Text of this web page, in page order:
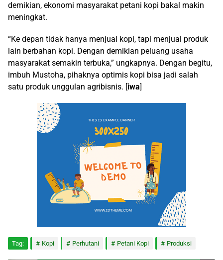
demikian, ekonomi masyarakat petani kopi bakal makin
meningkat.
“Ke depan tidak hanya menjual kopi, tapi menjual produk
lain berbahan kopi. Dengan demikian peluang usaha
masyarakat semakin terbuka,” ungkapnya. Dengan begitu,
imbuh Mustoha, pihaknya optimis kopi bisa jadi salah
satu produk unggulan agribisnis. [iwa]
Tag: Kopi Perhutani Petani Kopi Produksi